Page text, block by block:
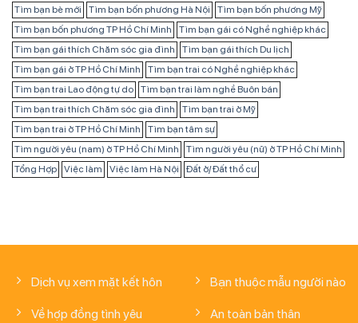
Tìm bạn bè mới
Tìm bạn bốn phương Hà Nội
Tìm bạn bốn phương Mỹ
Tìm bạn bốn phương TP Hồ Chí Minh
Tìm bạn gái có Nghề nghiệp khác
Tìm bạn gái thích Chăm sóc gia đình
Tìm bạn gái thích Du lịch
Tìm bạn gái ở TP Hồ Chí Minh
Tìm bạn trai có Nghề nghiệp khác
Tìm bạn trai Lao động tự do
Tìm bạn trai làm nghề Buôn bán
Tìm bạn trai thích Chăm sóc gia đình
Tìm bạn trai ở Mỹ
Tìm bạn trai ở TP Hồ Chí Minh
Tìm bạn tâm sự
Tìm người yêu (nam) ở TP Hồ Chí Minh
Tìm người yêu (nữ) ở TP Hồ Chí Minh
Tổng Hợp
Việc làm Việc làm Hà Nội Đất ở/ Đất thổ cư
Dịch vụ xem mặt kết hôn
Về hợp đồng tình yêu
Bạn thuộc mẫu người nào
An toàn bản thân